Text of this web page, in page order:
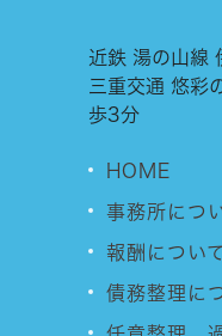
近鉄 湯の山線
三重交通 悠彩
歩3分
HOME
事務所につ
報酬について
債務整理に